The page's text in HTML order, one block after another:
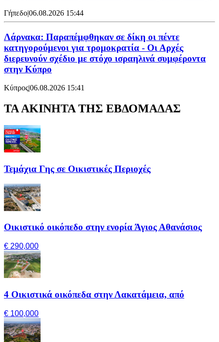
Γήπεδο|06.08.2026 15:44
Λάρνακα: Παραπέμφθηκαν σε δίκη οι πέντε
κατηγορούμενοι για τρομοκρατία - Οι Αρχές
διερευνούν σχέδιο με στόχο ισραηλινά συμφέροντα
στην Κύπρο
Κύπρος|06.08.2026 15:41
ΤΑ ΑΚΙΝΗΤΑ ΤΗΣ ΕΒΔΟΜΑΔΑΣ
Τεμάχια Γης σε Οικιστικές Περιοχές
Οικιστικό οικόπεδο στην ενορία Άγιος Αθανάσιος
€ 290,000
4 Οικιστικά οικόπεδα στην Λακατάμεια, από
€ 100,000